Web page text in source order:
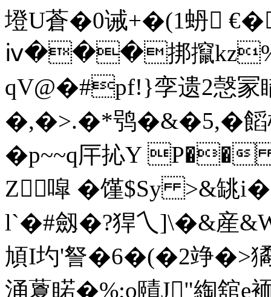
墱U蒼�0诫+�(1蚒
ⅳ���挷攛kz%
qV@�#pf!}孪遗2愨
�,�>.�*鸮�&�5,�饀
�p~~q厈抋Y
Z噑 �馑$Sy >&
l`�#劔�?猂乀]\�&産
頄I圴'詧�6�(�2竫�>
涌藑睰�%;o賾J"綯舘